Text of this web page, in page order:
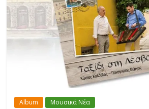
Album Μουσικά Νέα